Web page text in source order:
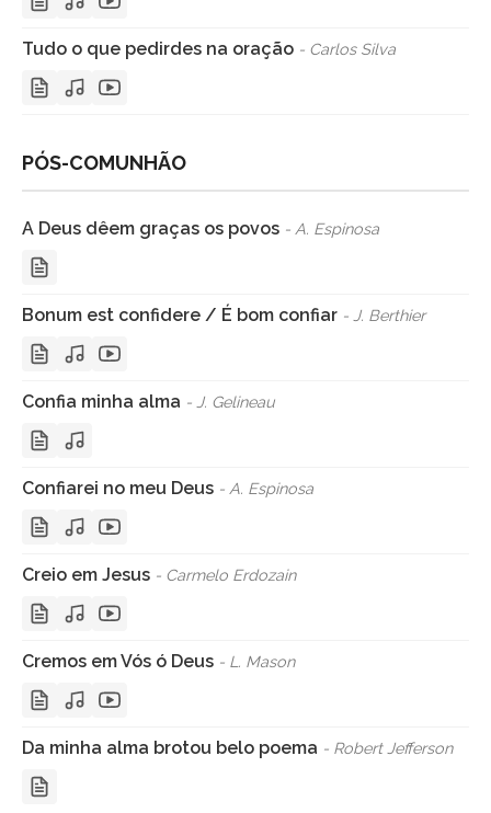
Tudo o que pedirdes na oração - Carlos Silva
PÓS-COMUNHÃO
A Deus dêem graças os povos - A. Espinosa
Bonum est confidere / É bom confiar - J. Berthier
Confia minha alma - J. Gelineau
Confiarei no meu Deus - A. Espinosa
Creio em Jesus - Carmelo Erdozain
Cremos em Vós ó Deus - L. Mason
Da minha alma brotou belo poema - Robert Jefferson